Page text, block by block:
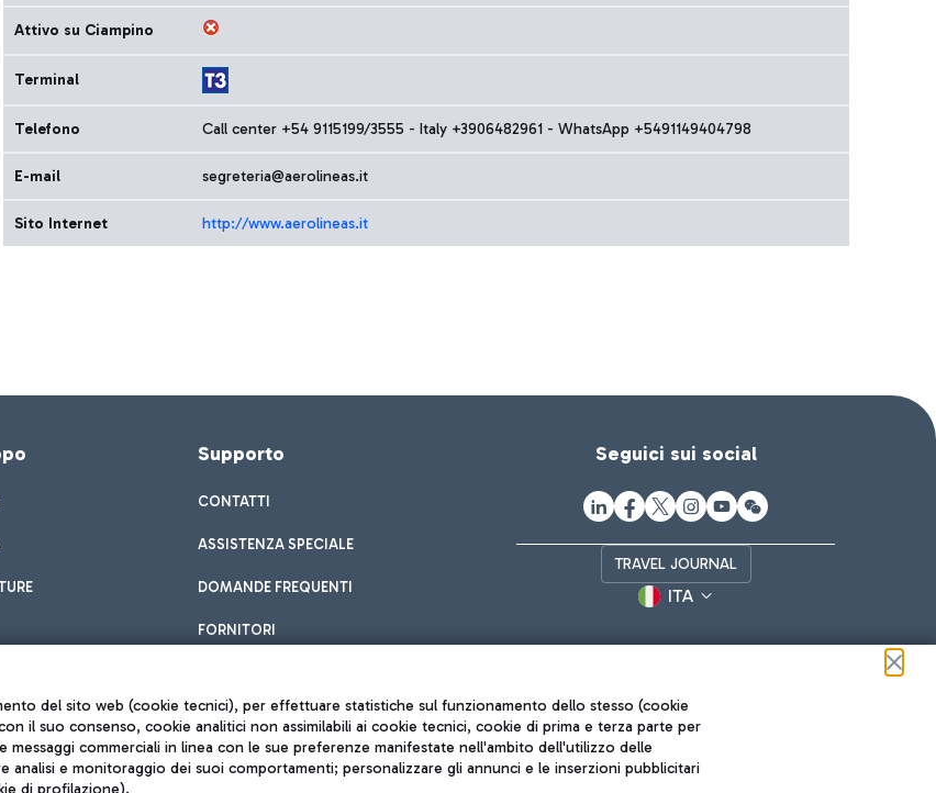
Attivo su Ciampino
Terminal
Telefono Call center +54 9115199/3555 - Italy +3906482961 - WhatsApp +5491149404798
E-mail segreteria@aerolineas.it
Sito Internet http://www.aerolineas.it
Supporto
CONTATTI
ASSISTENZA SPECIALE
DOMANDE FREQUENTI
FORNITORI
Seguici sui social
TRAVEL JOURNAL
ITA
del sito web (cookie tecnici), per effettuare statistiche sul funzionamento dello stesso (cookie
il suo consenso, cookie analitici non assimilabili ai cookie tecnici, cookie di prima e terza parte per
commerciali in linea con le sue preferenze manifestate nell'ambito dell'utilizzo delle
e monitoraggio dei suoi comportamenti; personalizzare gli annunci e le inserzioni pubblicitari
di profilazione).